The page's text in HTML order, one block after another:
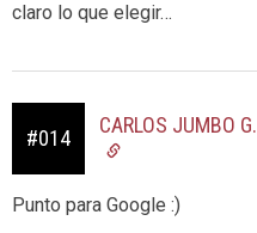
claro lo que elegir…
#014
CARLOS JUMBO G.
Punto para Google :)